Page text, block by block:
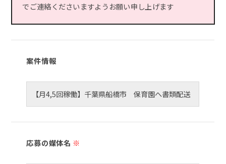
でご連絡くださいますようお願い申し上げます
案件情報
応募の媒体名 ※